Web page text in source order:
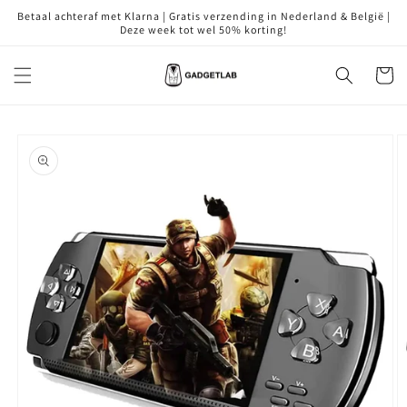
naar de
Betaal achteraf met Klarna | Gratis verzending in Nederland & België |
Deze week tot wel 50% korting!